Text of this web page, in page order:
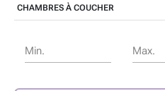
CHAMBRES À COUCHER
Min. Max.